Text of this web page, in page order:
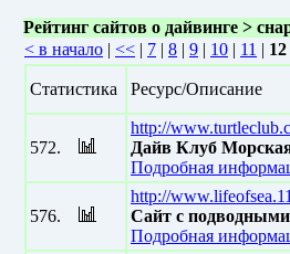
Рейтинг сайтов о дайвинге >
< в начало | << | 7 | 8 | 9 | 10 | 11 | 12
Статистика Ресурс/Описание
572.
http://
Дайв Клуб
Подробная
576.
http://
Сайт с
Подробная